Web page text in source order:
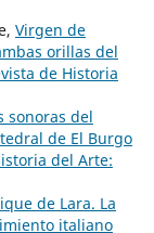
Virgen de
orillas del
de Historia
sonoras del
de El Burgo
del Arte:
de Lara. La
italiano